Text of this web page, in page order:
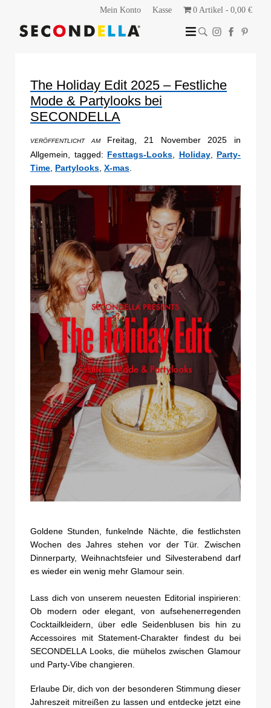
Mein Konto Kasse 0 Artikel 0,00 €
The Holiday Edit 2025 – Festliche
Mode & Partylooks bei
SECONDELLA
VERÖFFENTLICHT AMFreitag, 21 November 2025 in
Allgemein, tagged: Festtags-Looks, Holiday, Party-
Time, Partylooks, X-mas.
Goldene Stunden, funkelnde Nächte, die festlichsten
Wochen des Jahres stehen vor der Tür. Zwischen
Dinnerparty, Weihnachtsfeier und Silvesterabend darf
es wieder ein wenig mehr Glamour sein.
Lass dich von unserem neuesten Editorial inspirieren:
Ob modern oder elegant, von aufsehenerregenden
Cocktailkleidern, über edle Seidenblusen bis hin zu
Accessoires mit Statement-Charakter findest du bei
SECONDELLA Looks, die mühelos zwischen Glamour
und Party-Vibe changieren.
Erlaube Dir, dich von der besonderen Stimmung dieser
Jahreszeit mitreißen zu lassen und entdecke jetzt eine